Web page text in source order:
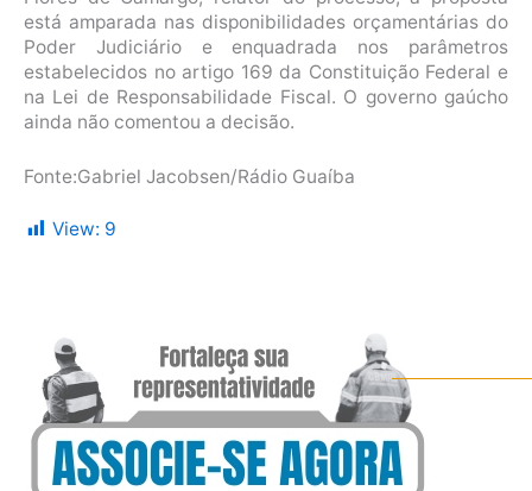
está amparada nas disponibilidades orçamentárias do
Poder Judiciário e enquadrada nos parâmetros
estabelecidos no artigo 169 da Constituição Federal e
na Lei de Responsabilidade Fiscal. O governo gaúcho
ainda não comentou a decisão.
Fonte:Gabriel Jacobsen/Rádio Guaíba
View: 9